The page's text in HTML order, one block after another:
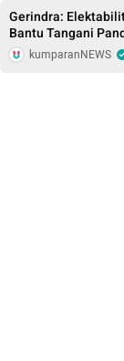
Gerindra:
Bantu Tangani
kumparanNEWS